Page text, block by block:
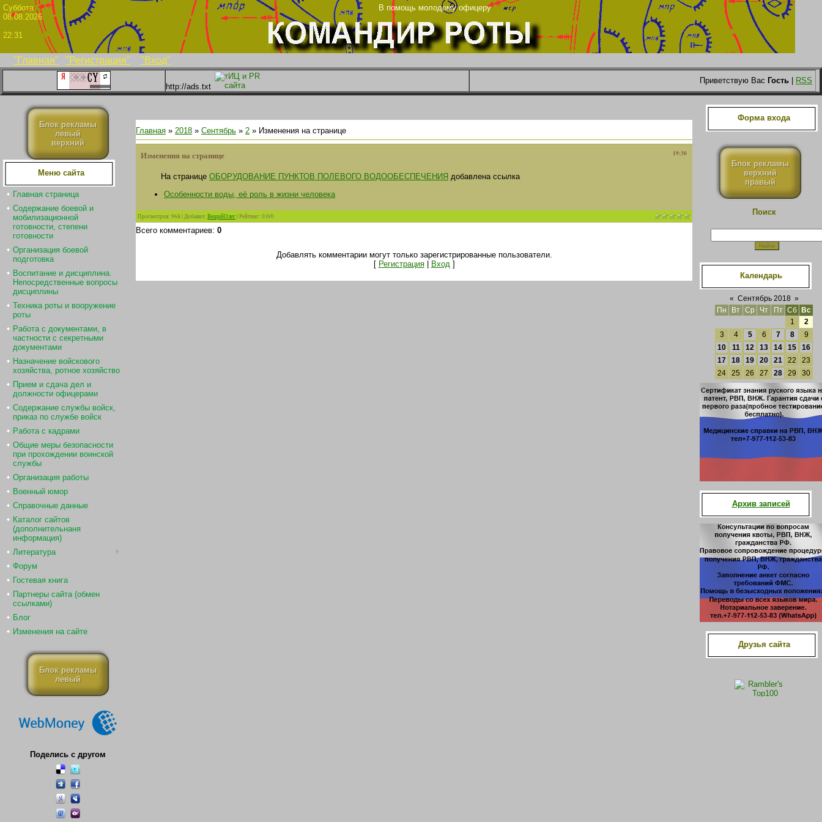
"Главная" "Регистрация" "Вход"
Суббота
В помощь молодому офицеру
08.08.2026
22:31
http://ads.txt
Приветствую Вас Гость RSS
Блок рекламы
левый
верхний
Меню сайта
Главная страница
Содержание боевой и
мобилизационной
готовности, степени
готовности
Организация боевой
подготовка
Воспитание и дисциплина.
Непосредственные вопросы
дисциплины
Техника роты и вооружение
роты
Работа с документами, в
частности с секретными
документами
Назначение войскового
хозяйства, ротное хозяйство
Прием и сдача дел и
должности офицерами
Содержание службы войск,
приказ по службе войск
Работа с кадрами
Общие меры безопасности
при прохождении воинской
службы
Организация работы
Военный юмор
Справочные данные
Каталог сайтов
(дополнительнаня
информация)
Литература
Форум
Гостевая книга
Партнеры сайта (обмен
ссылками)
Блог
Изменения на сайте
Блок рекламы
левый
Поделись с другом
Главная » 2018 » Сентябрь » 2 » Изменения на странице
19:30
Изменения на странице
На странице ОБОРУДОВАНИЕ ПУНКТОВ ПОЛЕВОГО ВОДООБЕСПЕЧЕНИЯ добавлена ссылка
Особенности воды, её роль в жизни человека
Просмотров: 968 |Добавил: ВещийОлег|Рейтинг: 0.0/0
Всего комментариев: 0
Добавлять комментарии могут только зарегистрированные пользователи.
[ Регистрация| Вход]
Форма входа
Блок рекламы
верхний
правый
Поиск
Календарь
« Сентябрь 2018 »
Пн
Вт Ср Чт Пт Сб
Вс
1
2
3
4 5 6 7 8
9
10
11 12 13 14 15
16
17
18 19 20 21 22
23
24
25 26 27 28 29 30
Архив записей
Друзья сайта